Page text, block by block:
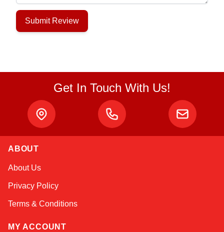
Submit Review
Get In Touch With Us!
ABOUT
About Us
Privacy Policy
Terms & Conditions
MY ACCOUNT